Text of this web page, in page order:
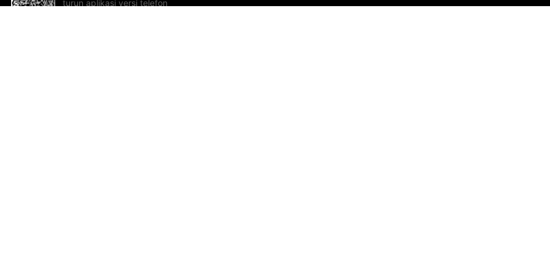
turun aplikasi versi telefon